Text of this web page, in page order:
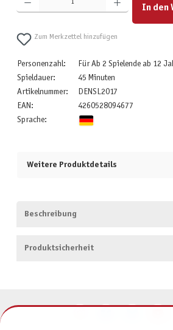
In den
Zum Merkzettel hinzufügen
Personenzahl:
Für Ab 2 Spielende ab 12
Spieldauer:
45 Minuten
Artikelnummer:
DENSL2017
EAN:
4260528094677
Sprache:
Weitere Produktdetails
Beschreibung
Produktsicherheit